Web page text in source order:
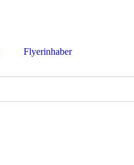
Flyerinhaber